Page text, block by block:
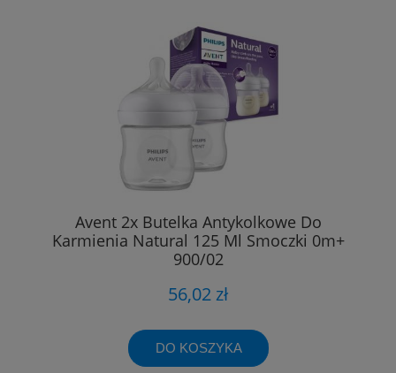
Avent 2x Butelka Antykolkowe Do
Karmienia Natural 125 Ml Smoczki 0m+
900/02
56,02 zł
DO KOSZYKA